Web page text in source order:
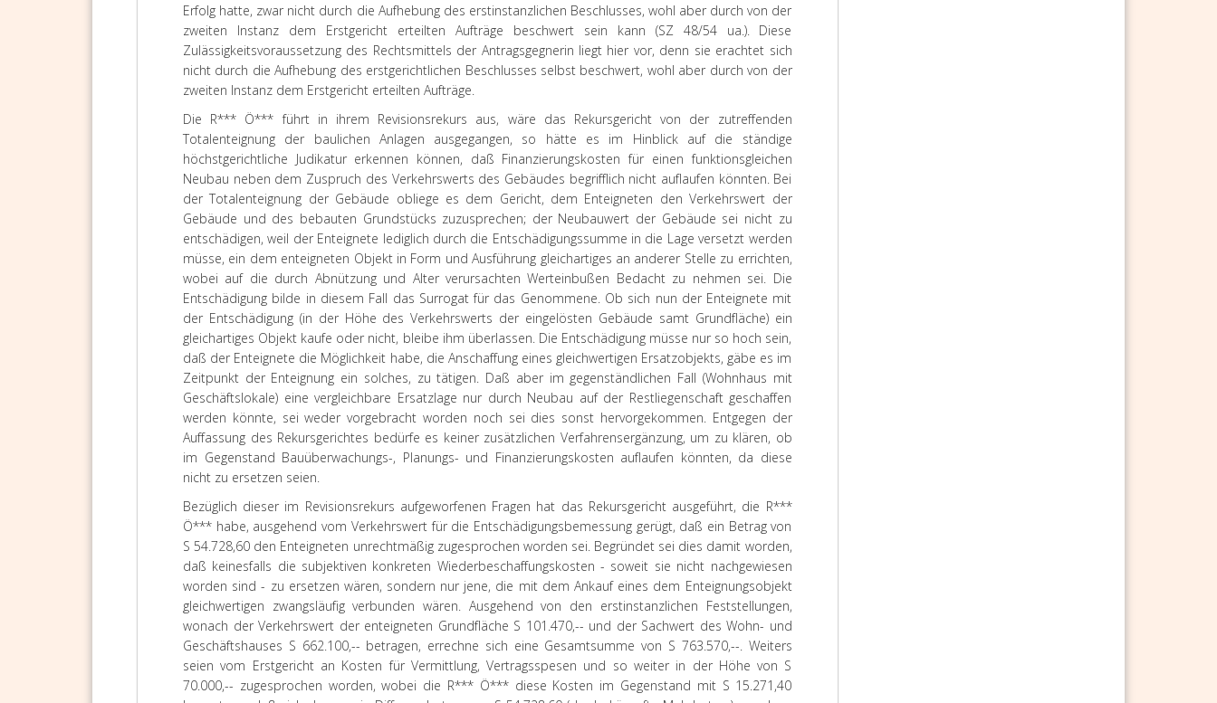
Erfolg hatte, zwar nicht durch die Aufhebung des erstinstanzlichen Beschlusses, wohl aber durch von der
zweiten Instanz dem Erstgericht erteilten Aufträge beschwert sein kann (SZ 48/54 ua.). Diese
Zulässigkeitsvoraussetzung des Rechtsmittels der Antragsgegnerin liegt hier vor, denn sie erachtet sich
nicht durch die Aufhebung des erstgerichtlichen Beschlusses selbst beschwert, wohl aber durch von der
zweiten Instanz dem Erstgericht erteilten Aufträge.
Die R*** Ö*** führt in ihrem Revisionsrekurs aus, wäre das Rekursgericht von der zutreffenden
Totalenteignung der baulichen Anlagen ausgegangen, so hätte es im Hinblick auf die ständige
höchstgerichtliche Judikatur erkennen können, daß Finanzierungskosten für einen funktionsgleichen
Neubau neben dem Zuspruch des Verkehrswerts des Gebäudes begrifflich nicht auflaufen könnten. Bei
der Totalenteignung der Gebäude obliege es dem Gericht, dem Enteigneten den Verkehrswert der
Gebäude und des bebauten Grundstücks zuzusprechen; der Neubauwert der Gebäude sei nicht zu
entschädigen, weil der Enteignete lediglich durch die Entschädigungssumme in die Lage versetzt werden
müsse, ein dem enteigneten Objekt in Form und Ausführung gleichartiges an anderer Stelle zu errichten,
wobei auf die durch Abnützung und Alter verursachten Werteinbußen Bedacht zu nehmen sei. Die
Entschädigung bilde in diesem Fall das Surrogat für das Genommene. Ob sich nun der Enteignete mit
der Entschädigung (in der Höhe des Verkehrswerts der eingelösten Gebäude samt Grundfläche) ein
gleichartiges Objekt kaufe oder nicht, bleibe ihm überlassen. Die Entschädigung müsse nur so hoch sein,
daß der Enteignete die Möglichkeit habe, die Anschaffung eines gleichwertigen Ersatzobjekts, gäbe es im
Zeitpunkt der Enteignung ein solches, zu tätigen. Daß aber im gegenständlichen Fall (Wohnhaus mit
Geschäftslokale) eine vergleichbare Ersatzlage nur durch Neubau auf der Restliegenschaft geschaffen
werden könnte, sei weder vorgebracht worden noch sei dies sonst hervorgekommen. Entgegen der
Auffassung des Rekursgerichtes bedürfe es keiner zusätzlichen Verfahrensergänzung, um zu klären, ob
im Gegenstand Bauüberwachungs-, Planungs- und Finanzierungskosten auflaufen könnten, da diese
nicht zu ersetzen seien.
Bezüglich dieser im Revisionsrekurs aufgeworfenen Fragen hat das Rekursgericht ausgeführt, die R***
Ö*** habe, ausgehend vom Verkehrswert für die Entschädigungsbemessung gerügt, daß ein Betrag von
S 54.728,60 den Enteigneten unrechtmäßig zugesprochen worden sei. Begründet sei dies damit worden,
daß keinesfalls die subjektiven konkreten Wiederbeschaffungskosten - soweit sie nicht nachgewiesen
worden sind - zu ersetzen wären, sondern nur jene, die mit dem Ankauf eines dem Enteignungsobjekt
gleichwertigen zwangsläufig verbunden wären. Ausgehend von den erstinstanzlichen Feststellungen,
wonach der Verkehrswert der enteigneten Grundfläche S 101.470,-- und der Sachwert des Wohn- und
Geschäftshauses S 662.100,-- betragen, errechne sich eine Gesamtsumme von S 763.570,--. Weiters
seien vom Erstgericht an Kosten für Vermittlung, Vertragsspesen und so weiter in der Höhe von S
70.000,-- zugesprochen worden, wobei die R*** Ö*** diese Kosten im Gegenstand mit S 15.271,40